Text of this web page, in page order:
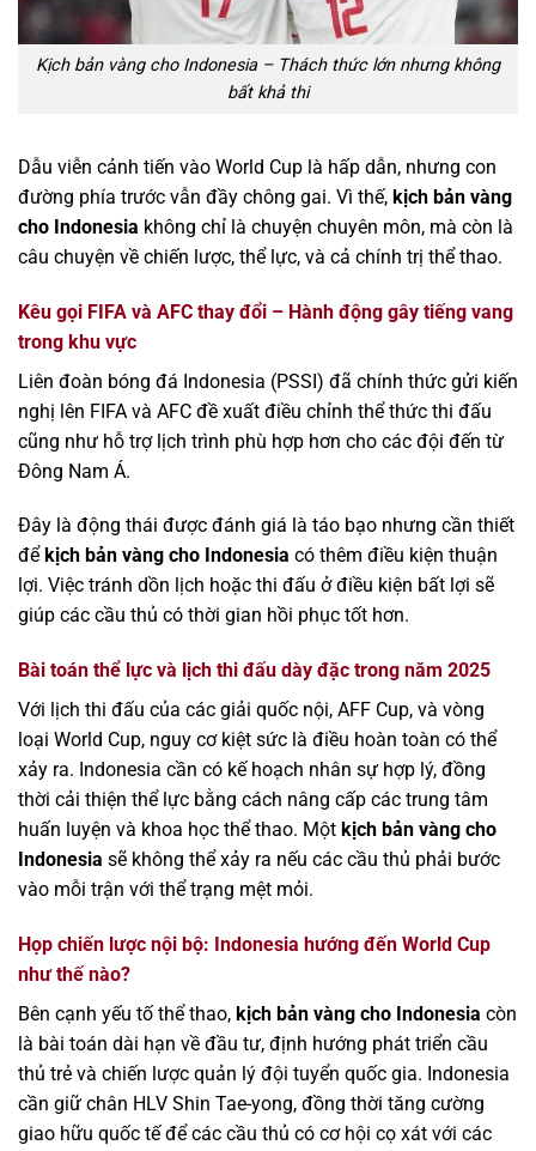
Kịch bản vàng cho Indonesia – Thách thức lớn nhưng không
bất khả thi
Dẫu viễn cảnh tiến vào World Cup là hấp dẫn, nhưng con
đường phía trước vẫn đầy chông gai. Vì thế, kịch bản vàng
cho Indonesia không chỉ là chuyện chuyên môn, mà còn là
câu chuyện về chiến lược, thể lực, và cả chính trị thể thao.
Kêu gọi FIFA và AFC thay đổi – Hành động gây tiếng vang
trong khu vực
Liên đoàn bóng đá Indonesia (PSSI) đã chính thức gửi kiến
nghị lên FIFA và AFC đề xuất điều chỉnh thể thức thi đấu
cũng như hỗ trợ lịch trình phù hợp hơn cho các đội đến từ
Đông Nam Á.
Đây là động thái được đánh giá là táo bạo nhưng cần thiết
để kịch bản vàng cho Indonesia có thêm điều kiện thuận
lợi. Việc tránh dồn lịch hoặc thi đấu ở điều kiện bất lợi sẽ
giúp các cầu thủ có thời gian hồi phục tốt hơn.
Bài toán thể lực và lịch thi đấu dày đặc trong năm 2025
Với lịch thi đấu của các giải quốc nội, AFF Cup, và vòng
loại World Cup, nguy cơ kiệt sức là điều hoàn toàn có thể
xảy ra. Indonesia cần có kế hoạch nhân sự hợp lý, đồng
thời cải thiện thể lực bằng cách nâng cấp các trung tâm
huấn luyện và khoa học thể thao. Một kịch bản vàng cho
Indonesia sẽ không thể xảy ra nếu các cầu thủ phải bước
vào mỗi trận với thể trạng mệt mỏi.
Họp chiến lược nội bộ: Indonesia hướng đến World Cup
như thế nào?
Bên cạnh yếu tố thể thao, kịch bản vàng cho Indonesia còn
là bài toán dài hạn về đầu tư, định hướng phát triển cầu
thủ trẻ và chiến lược quản lý đội tuyển quốc gia. Indonesia
cần giữ chân HLV Shin Tae-yong, đồng thời tăng cường
giao hữu quốc tế để các cầu thủ có cơ hội cọ xát với các